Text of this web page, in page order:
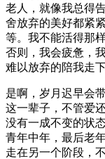
老人，就像我总得
舍放弃的美好都紧
等。我不能活得那
否则，我会疲惫，
难以放弃的陪我走下
是啊，岁月迟早会
这一辈子，不管爱
没有一成不变的状
青年中年，最后老年
走在另一个阶段，